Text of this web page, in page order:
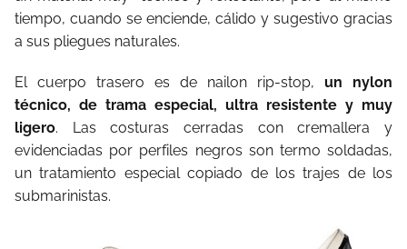
tiempo, cuando se enciende, cálido y sugestivo gracias
a sus pliegues naturales.
El cuerpo trasero es de nailon rip-stop, un nylon
técnico, de trama especial, ultra resistente y muy
ligero. Las costuras cerradas con cremallera y
evidenciadas por perfiles negros son termo soldadas,
un tratamiento especial copiado de los trajes de los
submarinistas.